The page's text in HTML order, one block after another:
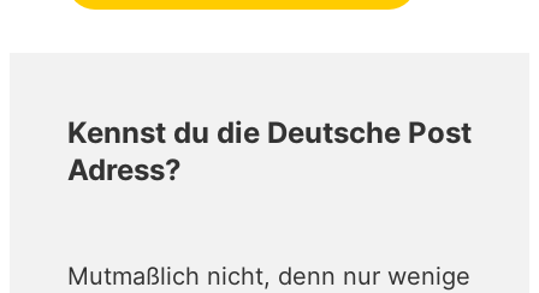
Kennst du die Deutsche Post
Adress?
Mutmaßlich nicht, denn nur wenige